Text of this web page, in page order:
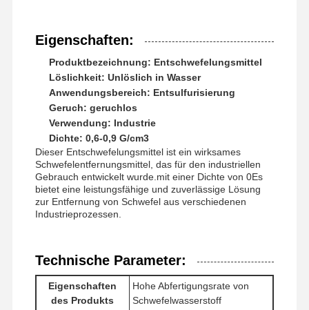
Startseite Produkte Videos Über Uns
Eigenschaften:
Produktbezeichnung: Entschwefelungsmittel
Löslichkeit: Unlöslich in Wasser
Anwendungsbereich: Entsulfurisierung
Geruch: geruchlos
Verwendung: Industrie
Dichte: 0,6-0,9 G/cm3
Dieser Entschwefelungsmittel ist ein wirksames
Schwefelentfernungsmittel, das für den industriellen
Gebrauch entwickelt wurde.mit einer Dichte von 0Es
bietet eine leistungsfähige und zuverlässige Lösung
zur Entfernung von Schwefel aus verschiedenen
Industrieprozessen.
Technische Parameter:
Eigenschaften
des Produkts
Hohe Abfertigungsrate von
Schwefelwasserstoff